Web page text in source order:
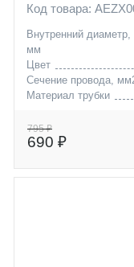
Код товара:
Внутренний диаметр,
мм
Цвет
Сечение провода,
Материал трубки
795 ₽
690 ₽